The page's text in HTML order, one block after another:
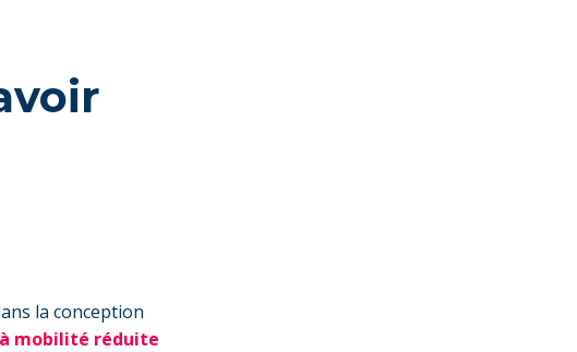
la conception
mobilité réduite